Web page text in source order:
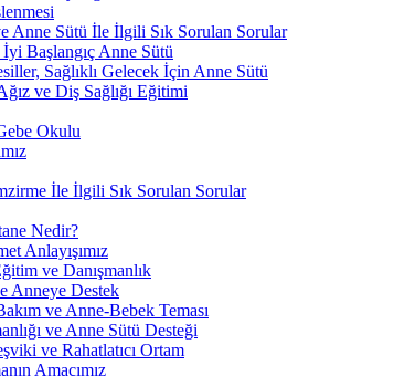
Anne Sütü İle İlgili Sık Sorulan Sorular
Başlangıç Anne Sütü
Sağlıklı Gelecek İçin Anne Sütü
ve Diş Sağlığı Eğitimi
Okulu
İle İlgili Sık Sorulan Sorular
Nedir?
Anlayışımız
ve Danışmanlık
Anneye Destek
ve Anne-Bebek Teması
ve Anne Sütü Desteği
ve Rahatlatıcı Ortam
Amacımız